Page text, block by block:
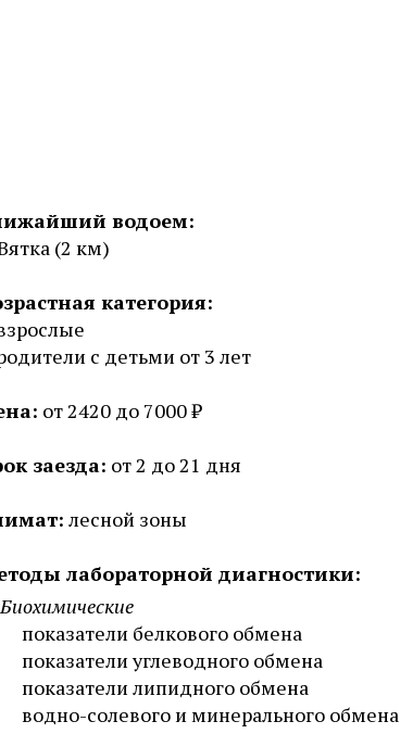
водоем:
(2 км)
категория:
с детьми от 3 лет
от 2420 до 7000 ₽
заезда: от 2 до 21 дня
лесной зоны
лабораторной диагностики:
Биохимические
показатели белкового обмена
показатели углеводного обмена
показатели липидного обмена
водно-солевого и минерального обмена